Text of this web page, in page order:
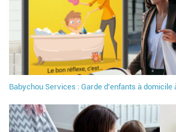
Babychou Services : Garde d'enfants à domicile